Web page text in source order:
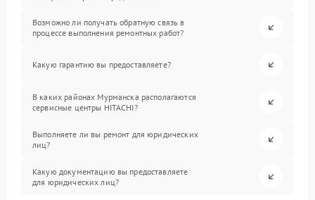
Возможно ли получать обратную связь в
процессе выполнения ремонтных работ?
Какую гарантию вы предоставляете?
В каких районах Мурманска располагаются
сервисные центры HITACHI?
Выполняете ли вы ремонт для юридических
лиц?
Какую документацию вы предоставляете
для юридических лиц?